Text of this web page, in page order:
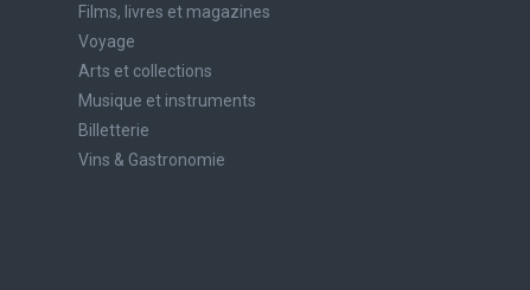
Films, livres et magazines
Voyage
Arts et collections
Musique et instruments
Billetterie
Vins & Gastronomie